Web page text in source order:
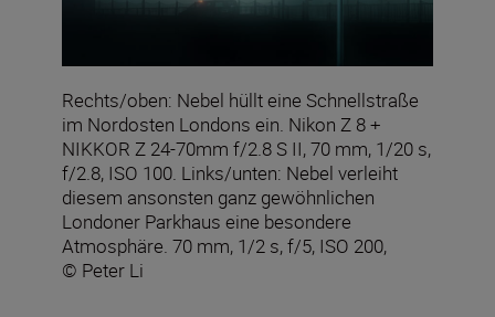
Rechts/oben: Nebel hüllt eine Schnellstraße
im Nordosten Londons ein. Nikon Z 8 +
NIKKOR Z 24-70mm f/2.8 S II, 70 mm, 1/20 s,
f/2.8, ISO 100. Links/unten: Nebel verleiht
diesem ansonsten ganz gewöhnlichen
Londoner Parkhaus eine besondere
Atmosphäre. 70 mm, 1/2 s, f/5, ISO 200,
© Peter Li